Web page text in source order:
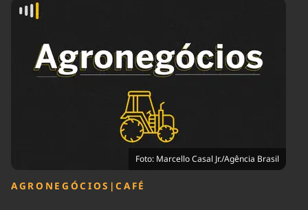
Agronegócios
Brasil Mineral
Ciência &
Tecnologia
Economia
Educação
Infraestrutura
Internacional
Política
Saúde
Tempo
Foto: Marcello Casal Jr./Agência Brasil
AGRONEGÓCIOS |CAFÉ